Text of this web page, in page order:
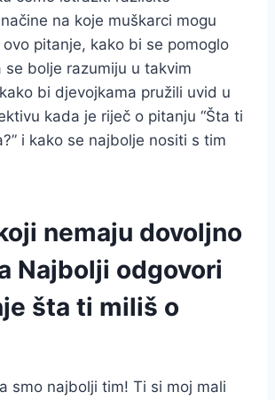
na koje muškarci mogu
pitanje, kako bi se pomoglo
se bolje razumiju u takvim
bi djevojkama pružili uvid u
kada je riječ o pitanju “Šta ti
i kako se najbolje nositi s tim
nemaju dovoljno
Najbolji odgovori
šta ti miliš o
smo najbolji tim! Ti si moj mali